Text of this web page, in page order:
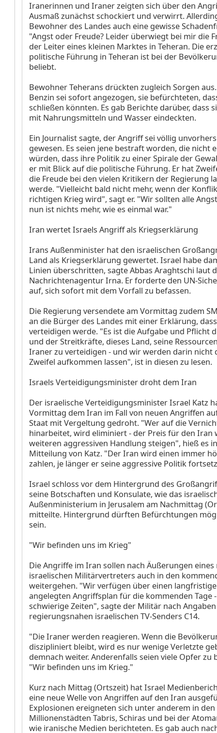
Iranerinnen und Iraner zeigten sich über den
Ausmaß zunächst schockiert und verwirrt.
Bewohner des Landes auch eine gewisse
"Angst oder Freude? Leider überwiegt bei mir die
der Leiter eines kleinen Marktes in Teheran. Die
politische Führung in Teheran ist bei der
beliebt.
Bewohner Teherans drückten zugleich Sorgen
Benzin sei sofort angezogen, sie befürchteten,
schließen könnten. Es gab Berichte darüber, dass
mit Nahrungsmitteln und Wasser eindeckten.
Ein Journalist sagte, der Angriff sei völlig
gewesen. Es seien jene bestraft worden, die nicht
würden, dass ihre Politik zu einer Spirale der
er mit Blick auf die politische Führung. Er hat
die Freude bei den vielen Kritikern der Regierung
werde. "Vielleicht bald nicht mehr, wenn der
richtigen Krieg wird", sagt er. "Wir sollten alle
nun ist nichts mehr, wie es einmal war."
Iran wertet Israels Angriff als Kriegserklärung
Irans Außenminister hat den israelischen
Land als Kriegserklärung gewertet. Israel habe
Linien überschritten, sagte Abbas Araghtschi laut
Nachrichtenagentur Irna. Er forderte den UN-
auf, sich sofort mit dem Vorfall zu befassen.
Die Regierung versendete am Vormittag zudem
an die Bürger des Landes mit einer Erklärung,
verteidigen werde. "Es ist die Aufgabe und Pflicht
und der Streitkräfte, dieses Land, seine
Iraner zu verteidigen - und wir werden darin nicht
Zweifel aufkommen lassen", ist in diesen zu lesen.
Israels Verteidigungsminister droht dem Iran
Der israelische Verteidigungsminister Israel Katz
Vormittag dem Iran im Fall von neuen Angriffen
Staat mit Vergeltung gedroht. "Wer auf die
hinarbeitet, wird eliminiert - der Preis für den Iran
weiteren aggressiven Handlung steigen", hieß es
Mitteilung von Katz. "Der Iran wird einen immer
zahlen, je länger er seine aggressive Politik
Israel schloss vor dem Hintergrund des
seine Botschaften und Konsulate, wie das
Außenministerium in Jerusalem am Nachmittag
mitteilte. Hintergrund dürften Befürchtungen
sein.
"Wir befinden uns im Krieg"
Die Angriffe im Iran sollen nach Äußerungen
israelischen Militärvertreters auch in den
weitergehen. "Wir verfügen über einen
angelegten Angriffsplan für die kommenden Tage
schwierige Zeiten", sagte der Militär nach
regierungsnahen israelischen TV-Senders C14.
"Die Iraner werden reagieren. Wenn die
diszipliniert bleibt, wird es nur wenige Verletzte
demnach weiter. Anderenfalls seien viele Opfer zu
"Wir befinden uns im Krieg."
Kurz nach Mittag (Ortszeit) hat Israel
eine neue Welle von Angriffen auf den Iran
Explosionen ereigneten sich unter anderem in den
Millionenstädten Tabris, Schiras und bei der
wie iranische Medien berichteten. Es gab auch